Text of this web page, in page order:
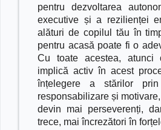
pentru dezvoltarea
executive și a rezilienței
alături de copilul tău în
pentru acasă poate fi o
Cu toate acestea, atunci
implică activ în acest
înțelegere a stărilor
responsabilizare și
devin mai perseverenți,
trece, mai încrezători în